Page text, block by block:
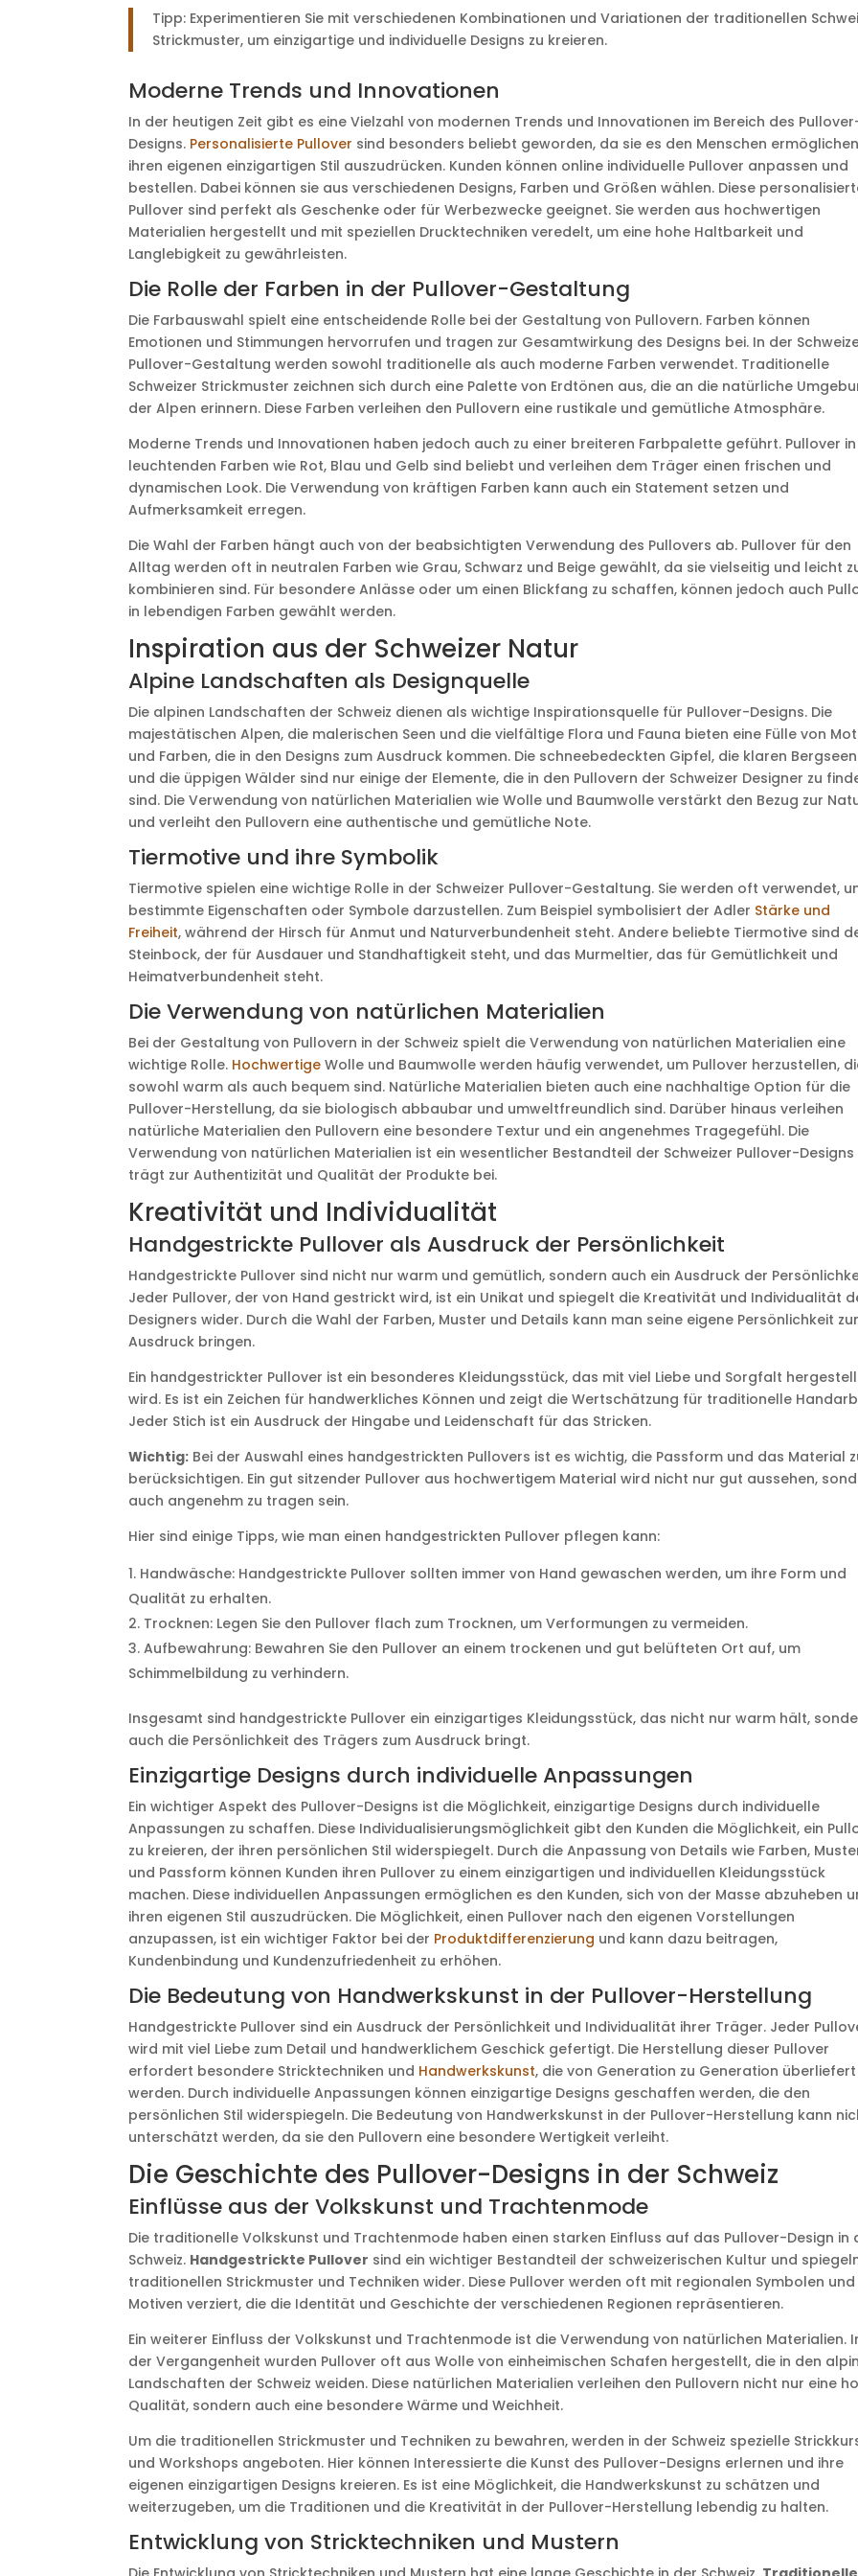
Tipp: Experimentieren Sie mit verschiedenen Kombinationen und Variationen der traditionellen
Strickmuster, um einzigartige und individuelle Designs zu kreieren.
Moderne Trends und Innovationen
In der heutigen Zeit gibt es eine Vielzahl von modernen Trends und Innovationen im Bereich des
Designs. Personalisierte Pullover sind besonders beliebt geworden, da sie es den Menschen
ihren eigenen einzigartigen Stil auszudrücken. Kunden können online individuelle Pullover anpassen und
bestellen. Dabei können sie aus verschiedenen Designs, Farben und Größen wählen. Diese
Pullover sind perfekt als Geschenke oder für Werbezwecke geeignet. Sie werden aus hochwertigen
Materialien hergestellt und mit speziellen Drucktechniken veredelt, um eine hohe Haltbarkeit und
Langlebigkeit zu gewährleisten.
Die Rolle der Farben in der Pullover-Gestaltung
Die Farbauswahl spielt eine entscheidende Rolle bei der Gestaltung von Pullovern. Farben können
Emotionen und Stimmungen hervorrufen und tragen zur Gesamtwirkung des Designs bei. In der
Pullover-Gestaltung werden sowohl traditionelle als auch moderne Farben verwendet. Traditionelle
Schweizer Strickmuster zeichnen sich durch eine Palette von Erdtönen aus, die an die natürliche
der Alpen erinnern. Diese Farben verleihen den Pullovern eine rustikale und gemütliche Atmosphäre.
Moderne Trends und Innovationen haben jedoch auch zu einer breiteren Farbpalette geführt. Pullover in
leuchtenden Farben wie Rot, Blau und Gelb sind beliebt und verleihen dem Träger einen frischen und
dynamischen Look. Die Verwendung von kräftigen Farben kann auch ein Statement setzen und
Aufmerksamkeit erregen.
Die Wahl der Farben hängt auch von der beabsichtigten Verwendung des Pullovers ab. Pullover für den
Alltag werden oft in neutralen Farben wie Grau, Schwarz und Beige gewählt, da sie vielseitig und leicht
kombinieren sind. Für besondere Anlässe oder um einen Blickfang zu schaffen, können jedoch auch
in lebendigen Farben gewählt werden.
Inspiration aus der Schweizer Natur
Alpine Landschaften als Designquelle
Die alpinen Landschaften der Schweiz dienen als wichtige Inspirationsquelle für Pullover-Designs. Die
majestätischen Alpen, die malerischen Seen und die vielfältige Flora und Fauna bieten eine Fülle von
und Farben, die in den Designs zum Ausdruck kommen. Die schneebedeckten Gipfel, die klaren Bergseen
und die üppigen Wälder sind nur einige der Elemente, die in den Pullovern der Schweizer Designer zu
sind. Die Verwendung von natürlichen Materialien wie Wolle und Baumwolle verstärkt den Bezug zur
und verleiht den Pullovern eine authentische und gemütliche Note.
Tiermotive und ihre Symbolik
Tiermotive spielen eine wichtige Rolle in der Schweizer Pullover-Gestaltung. Sie werden oft verwendet,
bestimmte Eigenschaften oder Symbole darzustellen. Zum Beispiel symbolisiert der Adler Stärke und
Freiheit, während der Hirsch für Anmut und Naturverbundenheit steht. Andere beliebte Tiermotive sind
Steinbock, der für Ausdauer und Standhaftigkeit steht, und das Murmeltier, das für Gemütlichkeit und
Heimatverbundenheit steht.
Die Verwendung von natürlichen Materialien
Bei der Gestaltung von Pullovern in der Schweiz spielt die Verwendung von natürlichen Materialien eine
wichtige Rolle. Hochwertige Wolle und Baumwolle werden häufig verwendet, um Pullover herzustellen,
sowohl warm als auch bequem sind. Natürliche Materialien bieten auch eine nachhaltige Option für die
Pullover-Herstellung, da sie biologisch abbaubar und umweltfreundlich sind. Darüber hinaus verleihen
natürliche Materialien den Pullovern eine besondere Textur und ein angenehmes Tragegefühl. Die
Verwendung von natürlichen Materialien ist ein wesentlicher Bestandteil der Schweizer Pullover-Designs
trägt zur Authentizität und Qualität der Produkte bei.
Kreativität und Individualität
Handgestrickte Pullover als Ausdruck der Persönlichkeit
Handgestrickte Pullover sind nicht nur warm und gemütlich, sondern auch ein Ausdruck der
Jeder Pullover, der von Hand gestrickt wird, ist ein Unikat und spiegelt die Kreativität und Individualität
Designers wider. Durch die Wahl der Farben, Muster und Details kann man seine eigene Persönlichkeit
Ausdruck bringen.
Ein handgestrickter Pullover ist ein besonderes Kleidungsstück, das mit viel Liebe und Sorgfalt
wird. Es ist ein Zeichen für handwerkliches Können und zeigt die Wertschätzung für traditionelle
Jeder Stich ist ein Ausdruck der Hingabe und Leidenschaft für das Stricken.
Wichtig: Bei der Auswahl eines handgestrickten Pullovers ist es wichtig, die Passform und das Material
berücksichtigen. Ein gut sitzender Pullover aus hochwertigem Material wird nicht nur gut aussehen,
auch angenehm zu tragen sein.
Hier sind einige Tipps, wie man einen handgestrickten Pullover pflegen kann:
Handwäsche: Handgestrickte Pullover sollten immer von Hand gewaschen werden, um ihre Form und
Qualität zu erhalten.
Trocknen: Legen Sie den Pullover flach zum Trocknen, um Verformungen zu vermeiden.
Aufbewahrung: Bewahren Sie den Pullover an einem trockenen und gut belüfteten Ort auf, um
Schimmelbildung zu verhindern.
Insgesamt sind handgestrickte Pullover ein einzigartiges Kleidungsstück, das nicht nur warm hält,
auch die Persönlichkeit des Trägers zum Ausdruck bringt.
Einzigartige Designs durch individuelle Anpassungen
Ein wichtiger Aspekt des Pullover-Designs ist die Möglichkeit, einzigartige Designs durch individuelle
Anpassungen zu schaffen. Diese Individualisierungsmöglichkeit gibt den Kunden die Möglichkeit, ein
zu kreieren, der ihren persönlichen Stil widerspiegelt. Durch die Anpassung von Details wie Farben,
und Passform können Kunden ihren Pullover zu einem einzigartigen und individuellen Kleidungsstück
machen. Diese individuellen Anpassungen ermöglichen es den Kunden, sich von der Masse abzuheben
ihren eigenen Stil auszudrücken. Die Möglichkeit, einen Pullover nach den eigenen Vorstellungen
anzupassen, ist ein wichtiger Faktor bei der Produktdifferenzierung und kann dazu beitragen,
Kundenbindung und Kundenzufriedenheit zu erhöhen.
Die Bedeutung von Handwerkskunst in der Pullover-Herstellung
Handgestrickte Pullover sind ein Ausdruck der Persönlichkeit und Individualität ihrer Träger. Jeder
wird mit viel Liebe zum Detail und handwerklichem Geschick gefertigt. Die Herstellung dieser Pullover
erfordert besondere Stricktechniken und Handwerkskunst, die von Generation zu Generation überliefert
werden. Durch individuelle Anpassungen können einzigartige Designs geschaffen werden, die den
persönlichen Stil widerspiegeln. Die Bedeutung von Handwerkskunst in der Pullover-Herstellung kann
unterschätzt werden, da sie den Pullovern eine besondere Wertigkeit verleiht.
Die Geschichte des Pullover-Designs in der Schweiz
Einflüsse aus der Volkskunst und Trachtenmode
Die traditionelle Volkskunst und Trachtenmode haben einen starken Einfluss auf das Pullover-Design in
Schweiz. Handgestrickte Pullover sind ein wichtiger Bestandteil der schweizerischen Kultur und
traditionellen Strickmuster und Techniken wider. Diese Pullover werden oft mit regionalen Symbolen und
Motiven verziert, die die Identität und Geschichte der verschiedenen Regionen repräsentieren.
Ein weiterer Einfluss der Volkskunst und Trachtenmode ist die Verwendung von natürlichen Materialien.
der Vergangenheit wurden Pullover oft aus Wolle von einheimischen Schafen hergestellt, die in den
Landschaften der Schweiz weiden. Diese natürlichen Materialien verleihen den Pullovern nicht nur eine
Qualität, sondern auch eine besondere Wärme und Weichheit.
Um die traditionellen Strickmuster und Techniken zu bewahren, werden in der Schweiz spezielle
und Workshops angeboten. Hier können Interessierte die Kunst des Pullover-Designs erlernen und ihre
eigenen einzigartigen Designs kreieren. Es ist eine Möglichkeit, die Handwerkskunst zu schätzen und
weiterzugeben, um die Traditionen und die Kreativität in der Pullover-Herstellung lebendig zu halten.
Entwicklung von Stricktechniken und Mustern